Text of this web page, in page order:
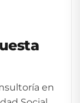
en